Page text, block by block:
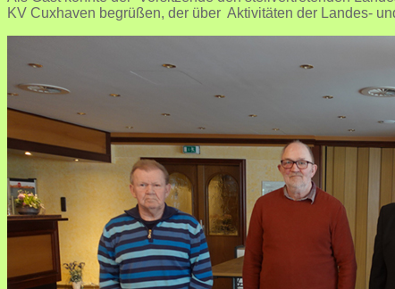
KV Cuxhaven begrüßen, der über Aktivitäten der Landes-